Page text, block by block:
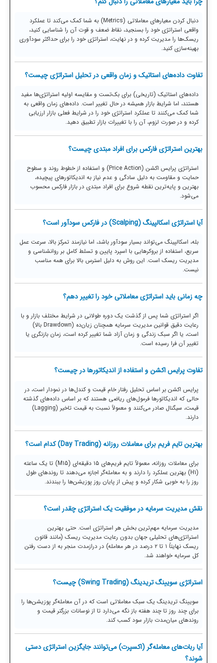
دنبال کردن معیارهای معاملاتی (Metrics) به شما کمک می‌کند تا عملکرد
واقعی استراتژی خود را بسنجید، نقاط ضعف و قوت آن را شناسایی کنید،
ریسک‌ها را مدیریت کرده و در نهایت، استراتژی خود را برای حداکثر سودآوری
بهینه‌سازی کنید.
تفاوت داده‌های استاتیک و زمان واقعی در تحلیل استراتژی چیست؟
داده‌های استاتیک (تاریخی) برای بک‌تست و مقایسه اولیه استراتژی‌ها مفید
هستند، اما شرایط بازار همیشه در حال تغییر است. داده‌های زمان واقعی به
شما کمک می‌کنند تا عملکرد استراتژی خود را در شرایط فعلی بازار ارزیابی
کرده و در صورت لزوم، آن را با تغییرات بازار تطبیق دهید.
بهترین استراتژی فارکس برای افراد مبتدی چیست؟
استراتژی پرایس اکشن (Price Action) و استفاده از خطوط روند و سطوح
حمایت و مقاومت به دلیل سادگی و عدم نیاز به اندیکاتورهای پیچیده،
بهترین و پایه‌ترین نقطه شروع برای افراد مبتدی در بازار فارکس محسوب
می‌شود.
آیا استراتژی اسکالپینگ (Scalping) در فارکس سودآور است؟
بله، اسکالپینگ می‌تواند بسیار سودآور باشد، اما نیازمند تمرکز بالا، سرعت عمل
سریع، استفاده از بروکرهایی با اسپرد پایین و تسلط کامل بر روانشناسی و
مدیریت ریسک است. این روش به دلیل استرس بالا برای همه مناسب
نیست.
چه زمانی باید استراتژی معاملاتی خود را تغییر دهم؟
اگر استراتژی شما پس از گذشت یک دوره طولانی در شرایط مختلف بازار و با
رعایت دقیق قوانین مدیریت سرمایه همچنان زیان‌ده (Drawdown بالا)
است، یا اگر سبک زندگی و زمان آزاد شما تغییر کرده است، زمان بازنگری یا
تغییر آن فرا رسیده است.
تفاوت پرایس اکشن و استفاده از اندیکاتورها در چیست؟
پرایس اکشن بر اساس تحلیل رفتار خام قیمت و کندل‌ها در نمودار است، در
حالی که اندیکاتورها فرمول‌های ریاضی هستند که بر اساس داده‌های گذشته
قیمت، سیگنال صادر می‌کنند و معمولاً نسبت به قیمت تاخیر (Lagging)
دارند.
بهترین تایم فریم برای معاملات روزانه (Day Trading) کدام است؟
برای معاملات روزانه، معمولاً تایم فریم‌های ۱۵ دقیقه‌ای (M15) تا یک ساعته
(H1) بهترین عملکرد را دارند و به معامله‌گر اجازه می‌دهند تا روندهای طول
روز را به خوبی شکار کرده و پیش از پایان روز پوزیشن‌ها را ببندند.
نقش مدیریت سرمایه در موفقیت یک استراتژی چقدر است؟
مدیریت سرمایه مهم‌ترین بخش هر استراتژی است. حتی بهترین
استراتژی‌های تحلیلی جهان بدون رعایت مدیریت ریسک (مانند قانون
ریسک نهایتاً ۱ تا ۲ درصد در هر معامله) در درازمدت منجر به از دست رفتن
کل سرمایه خواهند شد.
استراتژی سویینگ تریدینگ (Swing Trading) چیست؟
سویینگ تریدینگ یک سبک معاملاتی است که در آن معامله‌گر پوزیشن‌ها را
برای چند روز تا چند هفته باز نگه می‌دارد تا از نوسانات بزرگتر قیمت و
روندهای میان‌مدت بازار سود کسب کند.
آیا ربات‌های معامله‌گر (اکسپرت) می‌توانند جایگزین استراتژی دستی
شوند؟